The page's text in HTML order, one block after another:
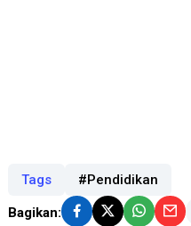
Tags #Pendidikan
Bagikan: